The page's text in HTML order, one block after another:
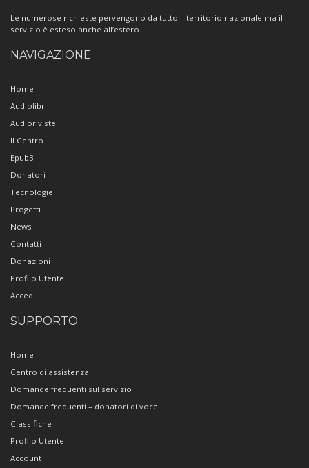
Le numerose richieste pervengono da tutto il territorio nazionale ma il
servizio è esteso anche all’estero.
NAVIGAZIONE
Home
Audiolibri
Audioriviste
Il Centro
Epub3
Donatori
Tecnologie
Progetti
News
Contatti
Donazioni
Profilo Utente
Accedi
SUPPORTO
Home
Centro di assistenza
Domande frequenti sul servizio
Domande frequenti – donatori di voce
Classifiche
Profilo Utente
Account